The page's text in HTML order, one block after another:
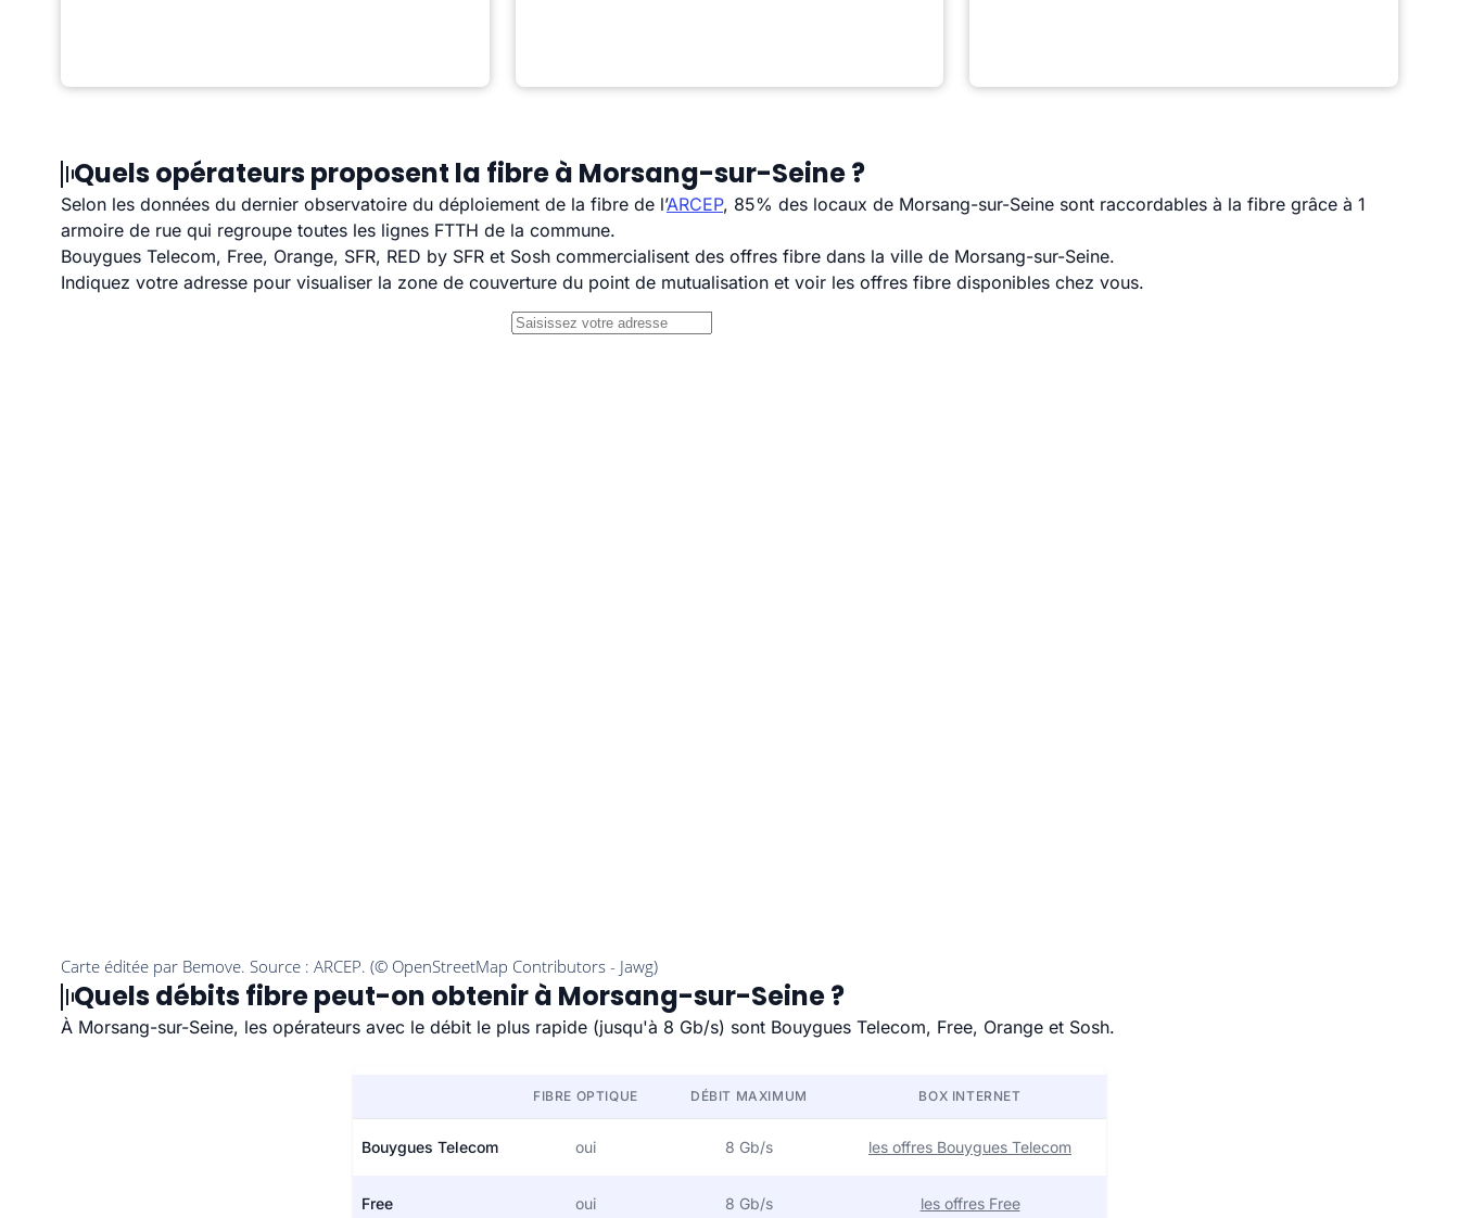
Quels opérateurs proposent la fibre à Morsang-sur-Seine ?
Selon les données du dernier observatoire du déploiement de la fibre de l’ARCEP, 85% des locaux de Morsang-sur-Seine sont raccordables à la fibre grâce à 1
armoire de rue qui regroupe toutes les lignes FTTH de la commune.
Bouygues Telecom, Free, Orange, SFR, RED by SFR et Sosh commercialisent des offres fibre dans la ville de Morsang-sur-Seine.
Indiquez votre adresse pour visualiser la zone de couverture du point de mutualisation et voir les offres fibre disponibles chez vous.
Quels débits fibre peut-on obtenir à Morsang-sur-Seine ?
À Morsang-sur-Seine, les opérateurs avec le débit le plus rapide (jusqu'à 8 Gb/s) sont Bouygues Telecom, Free, Orange et Sosh.
FIBRE OPTIQUE DÉBIT MAXIMUM BOX INTERNET
Bouygues Telecom oui 8 Gb/s les offres Bouygues Telecom
Free oui 8 Gb/s les offres Free